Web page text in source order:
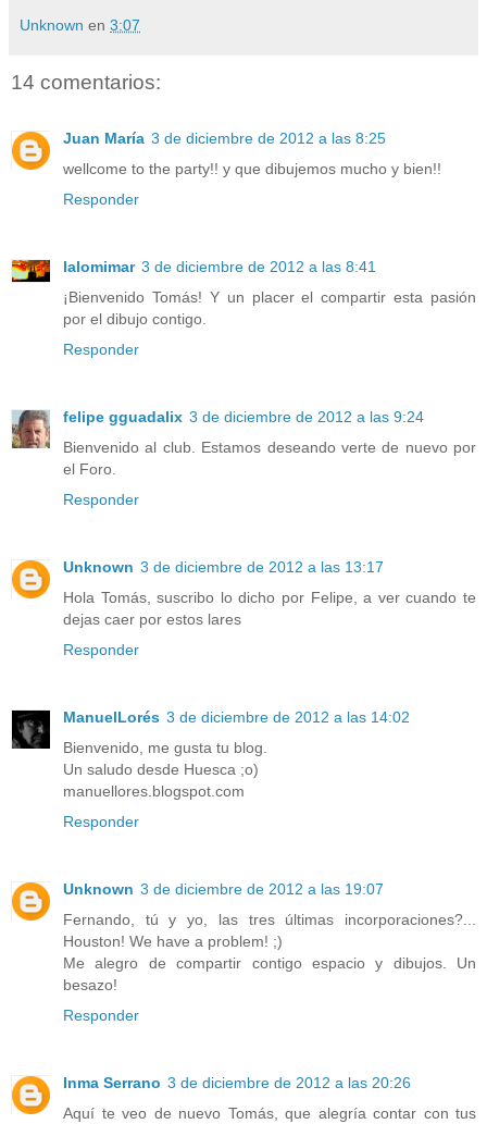
Unknown en 3:07
14 comentarios:
Juan María 3 de diciembre de 2012 a las 8:25
wellcome to the party!! y que dibujemos mucho y bien!!
Responder
lalomimar 3 de diciembre de 2012 a las 8:41
¡Bienvenido Tomás! Y un placer el compartir esta pasión
por el dibujo contigo.
Responder
felipe gguadalix 3 de diciembre de 2012 a las 9:24
Bienvenido al club. Estamos deseando verte de nuevo por
el Foro.
Responder
Unknown 3 de diciembre de 2012 a las 13:17
Hola Tomás, suscribo lo dicho por Felipe, a ver cuando te
dejas caer por estos lares
Responder
ManuelLorés 3 de diciembre de 2012 a las 14:02
Bienvenido, me gusta tu blog.
Un saludo desde Huesca ;o)
manuellores.blogspot.com
Responder
Unknown 3 de diciembre de 2012 a las 19:07
Fernando, tú y yo, las tres últimas incorporaciones?...
Houston! We have a problem! ;)
Me alegro de compartir contigo espacio y dibujos. Un
besazo!
Responder
Inma Serrano 3 de diciembre de 2012 a las 20:26
Aquí te veo de nuevo Tomás, que alegría contar con tus